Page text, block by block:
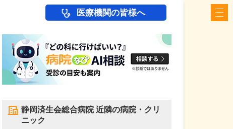
医療機関の皆様へ
静岡済生会総合病院近隣の病院・クリ
ニック